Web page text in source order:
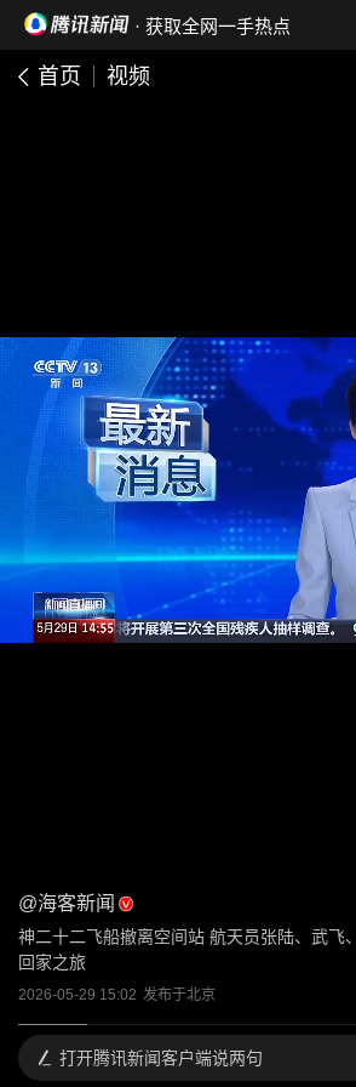
· 获取全网一手热点
首页 视频
@海客新闻
神二十二飞船撤离空间站 航天员张陆、武飞
回家之旅
2026-05-29 15:02 发布于北京
打开腾讯新闻客户端说两句